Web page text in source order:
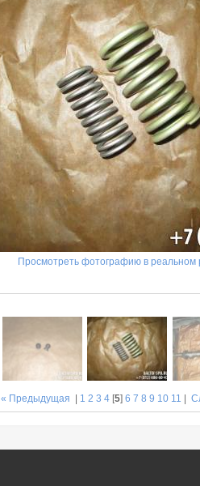
Просмотреть фотографию в реальном
« Предыдущая 1 2 3 4[5] 6 7 8 9 10 11